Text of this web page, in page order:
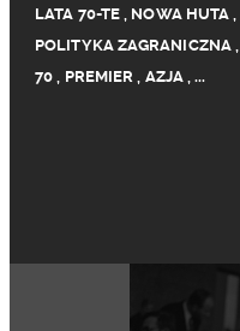
LATA 70-TE , NOWA HUTA ,
POLITYKA ZAGRANICZNA ,
70 , PREMIER , AZJA,...